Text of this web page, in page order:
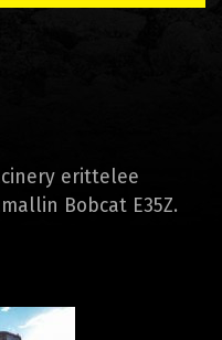
erittelee
Bobcat E35Z.